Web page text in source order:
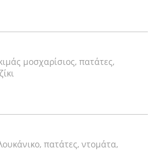
μοσχαρίσιος, πατάτες,
πατάτες, ντομάτα,